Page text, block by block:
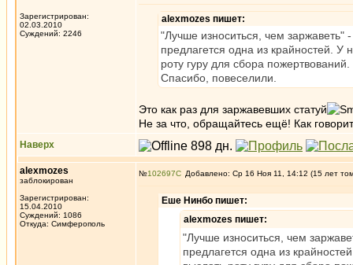
Зарегистрирован:
02.03.2010
Суждений: 2246
alexmozes пишет:
"Лучше износиться, чем заржаветь"
предлагется одна из крайностей. У
роту гуру для сбора пожертвований.
Спасибо, повеселили.
Это как раз для заржавевших статуй
Не за что, обращайтесь ещё! Как
Наверх
alexmozes
заблокирован
Зарегистрирован:
15.04.2010
Суждений: 1086
Откуда: Симферополь
№102697 Добавлено: Ср 16 Ноя 11, 14:12 (15 лет
Еше Нинбо пишет:
alexmozes пишет:
"Лучше износиться, чем
предлагется одна из